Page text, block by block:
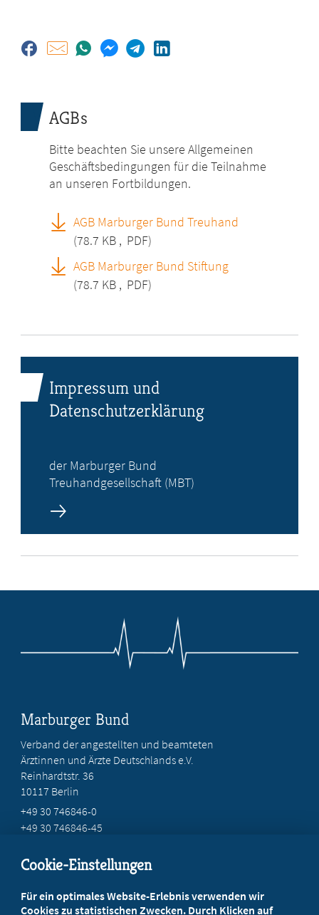
AGBs
Bitte beachten Sie unsere Allgemeinen
Geschäftsbedingungen für die Teilnahme
an unseren Fortbildungen.
AGB Marburger Bund Treuhand
(78.7 KB , PDF)
AGB Marburger Bund Stiftung
(78.7 KB , PDF)
Impressum und
Datenschutzerklärung
der Marburger Bund
Treuhandgesellschaft (MBT)
Marburger Bund
Verband der angestellten und beamteten
Ärztinnen und Ärzte Deutschlands e.V.
Reinhardtstr. 36
10117 Berlin
+49 30 746846-0
+49 30 746846-45
Ihr Landesverband berät Sie!
Cookie-Einstellungen
Für ein optimales Website-Erlebnis verwenden wir
Cookies zu statistischen Zwecken. Durch Klicken auf